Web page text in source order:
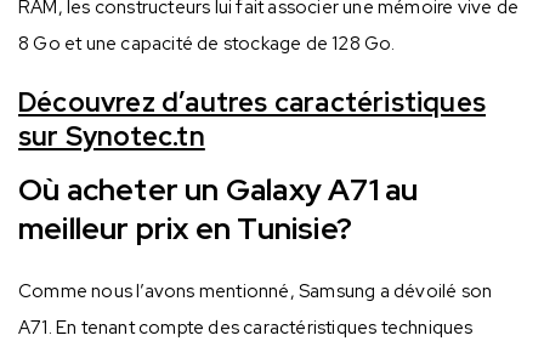
RAM, les constructeurs lui fait associer une mémoire vive de
8 Go et une capacité de stockage de 128 Go.
Découvrez d’autres caractéristiques
sur Synotec.tn
Où acheter un Galaxy A71 au
meilleur prix en Tunisie?
Comme nous l’avons mentionné, Samsung a dévoilé son
A71. En tenant compte des caractéristiques techniques